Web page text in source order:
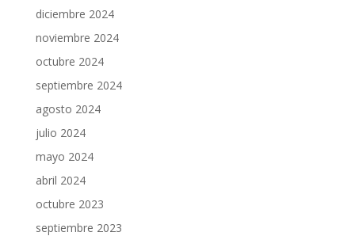
diciembre 2024
noviembre 2024
octubre 2024
septiembre 2024
agosto 2024
julio 2024
mayo 2024
abril 2024
octubre 2023
septiembre 2023